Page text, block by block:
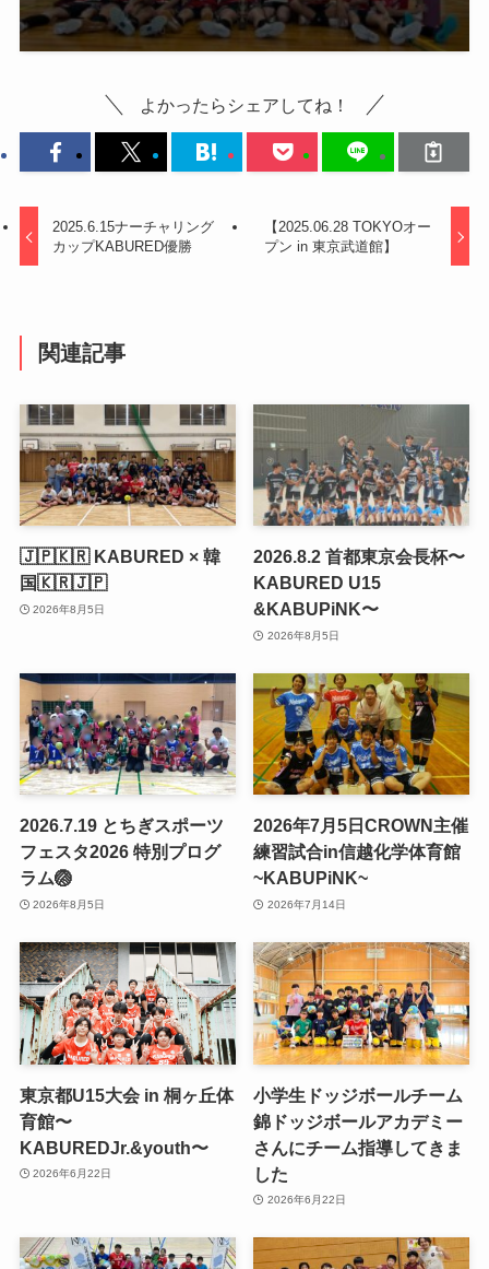
よかったらシェアしてね！
2025.6.15ナーチャリング
カップKABURED優勝
【2025.06.28 TOKYOオー
プン in 東京武道館】
関連記事
🇯🇵🇰🇷 KABURED × 韓
国🇰🇷🇯🇵
2026年8月5日
2026.8.2 首都東京会長杯〜
KABURED U15
&KABUPiNK〜
2026年8月5日
2026.7.19 とちぎスポーツ
フェスタ2026 特別プログ
ラム🏐
2026年8月5日
2026年7月5日CROWN主催
練習試合in信越化学体育館
~KABUPiNK~
2026年7月14日
東京都U15大会 in 桐ヶ丘体
育館〜
KABUREDJr.&youth〜
2026年6月22日
小学生ドッジボールチーム
錦ドッジボールアカデミー
さんにチーム指導してきま
した
2026年6月22日